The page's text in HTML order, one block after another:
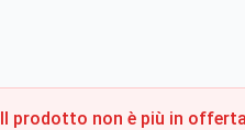
Il prodotto non è più in offerta